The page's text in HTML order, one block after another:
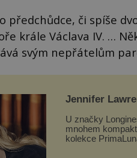
předchůdce, či spíše
krále Václava IV. …
svým nepřátelům
Jennifer
U značky
mnohem
kolekce